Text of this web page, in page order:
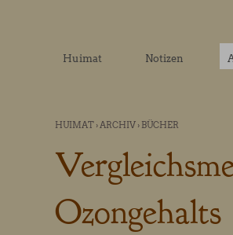
HUIMAT ›ARCHIV › BÜCHER
Ozongehalts
Huimat Notizen